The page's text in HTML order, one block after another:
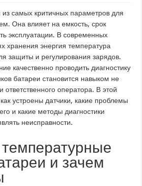
самых критичных параметров для
Она влияет на емкость, срок
эксплуатации. В современных
хранения энергия температура
защиты и регулирования зарядов.
качественно проводить диагностику
батареи становится навыком не
ответственного оператора. В этой
устроены датчики, какие проблемы
и какие методы диагностики
неисправности.
и зачем